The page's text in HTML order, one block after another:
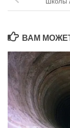
ВАМ